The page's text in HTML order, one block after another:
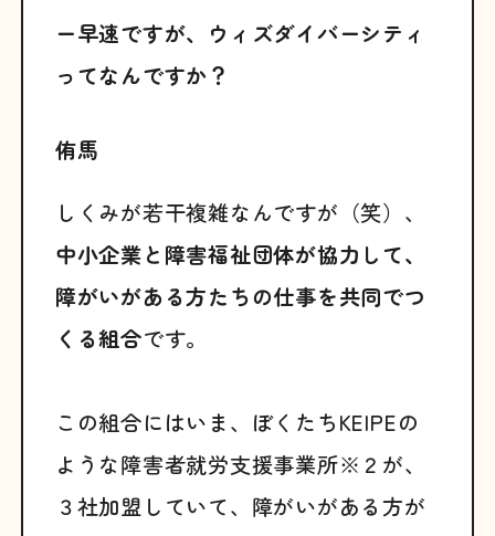
ー早速ですが、ウィズダイバーシティ
ってなんですか？
侑馬
しくみが若干複雑なんですが（笑）、
中小企業と障害福祉団体が協力して、
障がいがある方たちの仕事を共同でつ
くる組合です。
この組合にはいま、ぼくたちKEIPEの
ような障害者就労支援事業所※２が、
３社加盟していて、障がいがある方が